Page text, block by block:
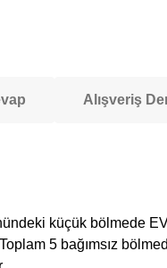
Alışveriş
küçük bölmede
5 bağımsız